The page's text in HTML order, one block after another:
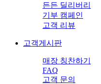
든든 딜리버리
기부 캠페인
고객 리뷰
고객게시판
매장 칭찬하기
FAQ
고객 문의